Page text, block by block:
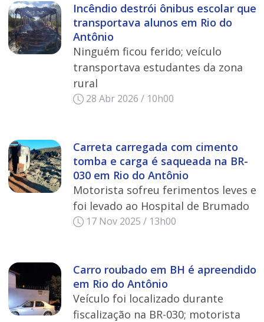
Incêndio destrói ônibus escolar que
transportava alunos em Rio do
Antônio
Ninguém ficou ferido; veículo
transportava estudantes da zona
rural
28 Abr 2026 / 10h00
Carreta carregada com cimento
tomba e carga é saqueada na BR-
030 em Rio do Antônio
Motorista sofreu ferimentos leves e
foi levado ao Hospital de Brumado
17 Nov 2025 / 13h00
Carro roubado em BH é apreendido
em Rio do Antônio
Veículo foi localizado durante
fiscalização na BR-030; motorista